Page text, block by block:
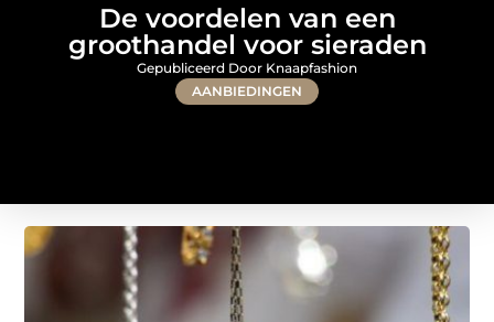
De voordelen van een
groothandel voor sieraden
AANBIEDINGEN
Gepubliceerd Door Knaapfashion